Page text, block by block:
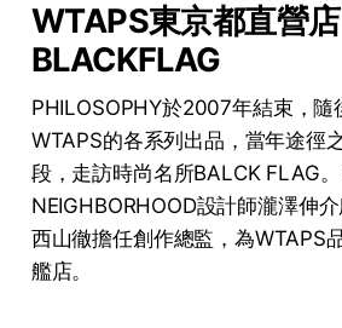
WTAPS東京都直營店
BLACKFLAG
PHILOSOPHY於2007年結束，隨
WTAPS的各系列出品，當年途徑
段，走訪時尚名所BALCK FLAG
NEIGHBORHOOD設計師瀧澤伸
西山徹擔任創作總監，為WTAPS
艦店。